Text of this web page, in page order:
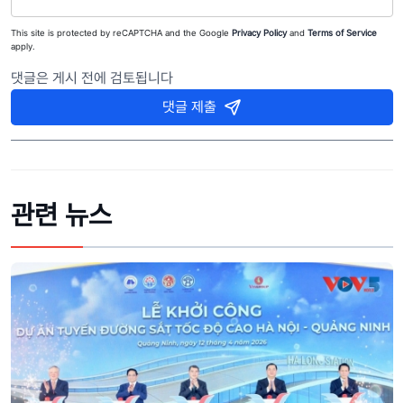
This site is protected by reCAPTCHA and the Google Privacy Policyand Terms of Service
apply.
댓글은 게시 전에 검토됩니다
댓글 제출
관련 뉴스